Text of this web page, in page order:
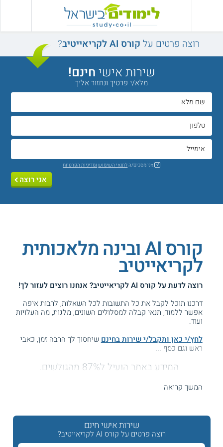
רוצה פרטים על קורס AI לקריאייטיב ?
שירות אישיחינם!
מלא/י פרטיך ונחזור אליך
אני מסכים/הלתנאי השימוש ומדיניות הפרטיות
אני רוצה
קורס AI ובינה מלאכותית
לקריאייטיב
רוצה לדעת על קורס AI לקריאייטיב
? אנחנו רוצים לעזור לך!
דרכנו תוכל לקבל את כל התשובות לכל השאלות, לרבות איפה
אפשר ללמוד, תנאי קבלה למסלולים השונים, מלגות, מה העלויות
ועוד.
לחץ/י כאן ותקבל/י שירות בחינם שיחסוך לך הרבה זמן, כאבי
ראש וגם כסף ...
המידע באתר הועיל ל87% מהגולשים.
חרף תחזיות על הכחדתו של מקצוע הקריאייטיב עם התעצמות
המשך קריאה
שירות אישי חינם
רוצה פרטים על קורס AI לקריאייטיב?